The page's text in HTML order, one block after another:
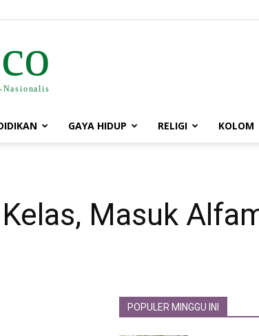
GAYA HIDUP RELIGI KOLOM
Masuk
POPULER MINGGU INI